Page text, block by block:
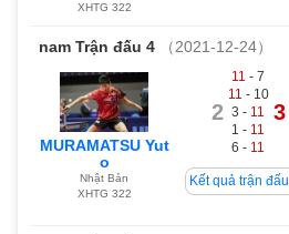
XHTG 322
nam Trận đấu 4 （2021-12-24）
MURAMATSU Yut
o
Nhật Bản
XHTG 322
2
11 - 7
11 - 10
3 - 11
1 - 11
6 - 11
3
Kết quả trận đấu